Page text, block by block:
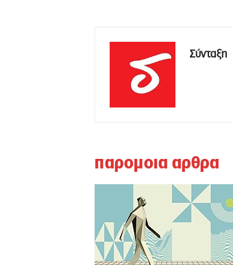
Σύνταξη
παρομοια αρθρα